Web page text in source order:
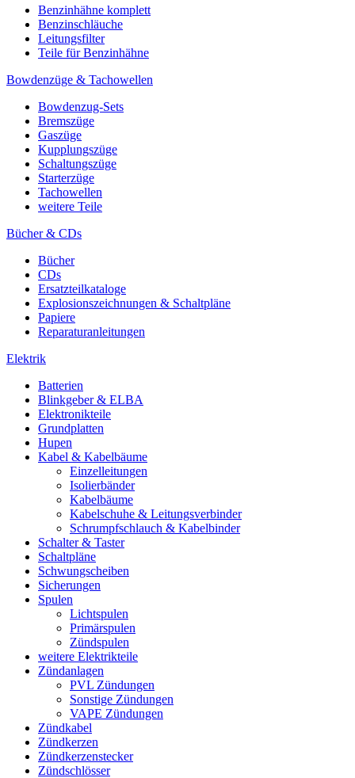
Benzinhähne komplett
Benzinschläuche
Leitungsfilter
Teile für Benzinhähne
Bowdenzüge & Tachowellen
Bowdenzug-Sets
Bremszüge
Gaszüge
Kupplungszüge
Schaltungszüge
Starterzüge
Tachowellen
weitere Teile
Bücher & CDs
Bücher
CDs
Ersatzteilkataloge
Explosionszeichnungen & Schaltpläne
Papiere
Reparaturanleitungen
Elektrik
Batterien
Blinkgeber & ELBA
Elektronikteile
Grundplatten
Hupen
Kabel & Kabelbäume
Einzelleitungen
Isolierbänder
Kabelbäume
Kabelschuhe & Leitungsverbinder
Schrumpfschlauch & Kabelbinder
Schalter & Taster
Schaltpläne
Schwungscheiben
Sicherungen
Spulen
Lichtspulen
Primärspulen
Zündspulen
weitere Elektrikteile
Zündanlagen
PVL Zündungen
Sonstige Zündungen
VAPE Zündungen
Zündkabel
Zündkerzen
Zündkerzenstecker
Zündschlösser